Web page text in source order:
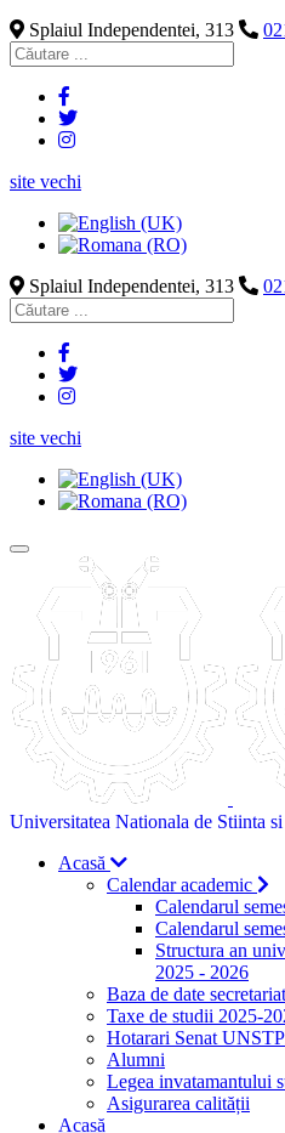
Splaiul Independentei, 313
site vechi
Splaiul Independentei, 313
site vechi
Universitatea Nationala de Stiinta
Acasă
Calendar academic
Calendarul
Calendarul
Structura an
2025 - 2026
Baza de date secretariat
Taxe de studii 2025-
Hotarari Senat
Alumni
Legea invatamantului
Asigurarea calității
Acasă